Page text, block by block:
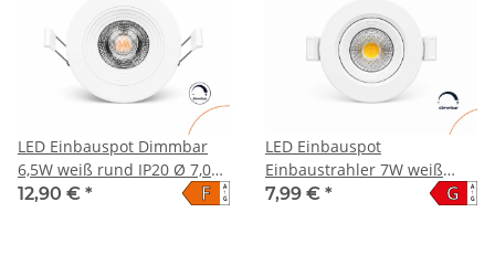
LED Einbauspot Dimmbar
6,5W weiß rund IP20 Ø 7,0
cm (deckenausschnitt) CCT 3
12,90 € * A
↑
G
F
LED Einbauspot
Einbaustrahler 7W weiß
rund IP40 schwenkbar
7,99 € * A
↑
G
G